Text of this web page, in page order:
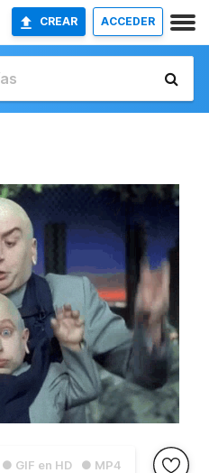
CREAR ACCEDER
● GIF en HD ● MP4